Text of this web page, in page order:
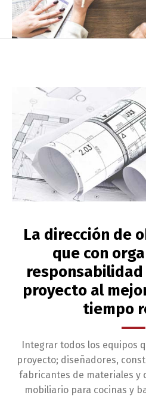
La dirección de
que con
proyecto al
tiempo
Integrar todos los equipos
proyecto; diseñadores,
fabricantes de materiales y
mobiliario para cocinas y